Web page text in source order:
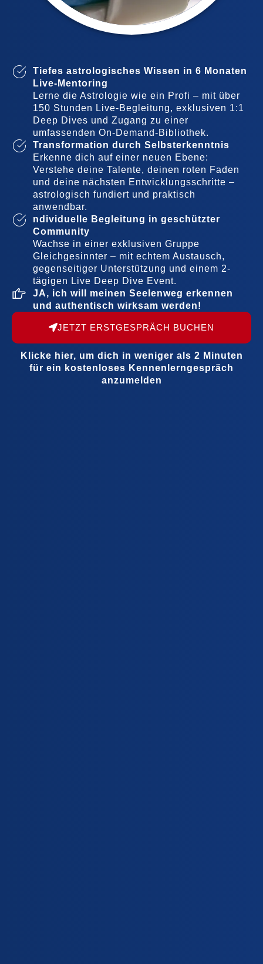
Tiefes astrologisches Wissen in 6 Monaten
Live-Mentoring
Lerne die Astrologie wie ein Profi – mit über
150 Stunden Live-Begleitung, exklusiven 1:1
Deep Dives und Zugang zu einer
umfassenden On-Demand-Bibliothek.
Transformation durch Selbsterkenntnis
Erkenne dich auf einer neuen Ebene:
Verstehe deine Talente, deinen roten Faden
und deine nächsten Entwicklungsschritte –
astrologisch fundiert und praktisch
anwendbar.
ndividuelle Begleitung in geschützter
Community
Wachse in einer exklusiven Gruppe
Gleichgesinnter – mit echtem Austausch,
gegenseitiger Unterstützung und einem 2-
tägigen Live Deep Dive Event.
JA, ich will meinen Seelenweg erkennen
und authentisch wirksam werden!
JETZT ERSTGESPRÄCH BUCHEN
Klicke hier, um dich in weniger als 2 Minuten
für ein kostenloses Kennenlerngespräch
anzumelden